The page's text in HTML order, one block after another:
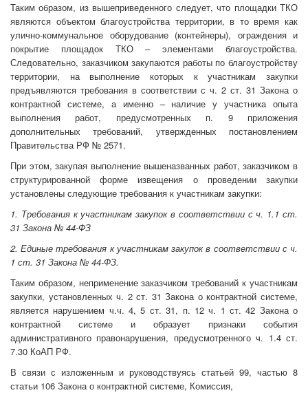
Таким образом, из вышеприведенного следует, что площадки ТКО
являются объектом благоустройства территории, в то время как
улично-коммунальное оборудование (контейнеры), ограждения и
покрытие площадок ТКО – элементами благоустройства.
Следовательно, заказчиком закупаются работы по благоустройству
территории, на выполнение которых к участникам закупки
предъявляются требования в соответствии с ч. 2 ст. 31 Закона о
контрактной системе, а именно – наличие у участника опыта
выполнения работ, предусмотренных п. 9 приложения
дополнительных требований, утвержденных постановлением
Правительства РФ № 2571.
При этом, закупая выполнение вышеназванных работ, заказчиком в
структурированной форме извещения о проведении закупки
установлены следующие требования к участникам закупки:
1. Требования к участникам закупок в соответствии с ч. 1.1 ст.
31 Закона № 44-ФЗ
2. Единые требования к участникам закупок в соответствии с ч.
1 ст. 31 Закона № 44-ФЗ.
Таким образом, неприменение заказчиком требований к участникам
закупки, установленных ч. 2 ст. 31 Закона о контрактной системе,
является нарушением ч.ч. 4, 5 ст. 31, п. 12 ч. 1 ст. 42 Закона о
контрактной системе и образует признаки события
административного правонарушения, предусмотренного ч. 1.4 ст.
7.30 КоАП РФ.
В связи с изложенным и руководствуясь статьей 99, частью 8
статьи 106 Закона о контрактной системе, Комиссия,